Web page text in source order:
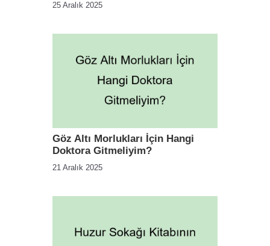
25 Aralık 2025
Göz Altı Morlukları İçin Hangi
Doktora Gitmeliyim?
21 Aralık 2025